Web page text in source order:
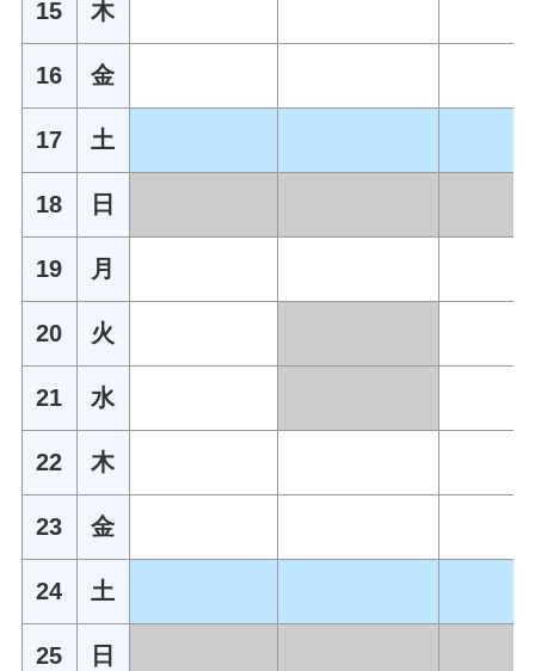
15 木
16 金
17 土
18 日
19 月
20 火
21 水
22 木
23 金
24 土
25 日